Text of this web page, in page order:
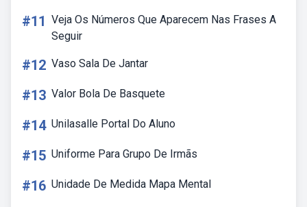
#11 Veja Os Números Que Aparecem Nas Frases A
Seguir
#12 Vaso Sala De Jantar
#13 Valor Bola De Basquete
#14 Unilasalle Portal Do Aluno
#15 Uniforme Para Grupo De Irmãs
#16 Unidade De Medida Mapa Mental